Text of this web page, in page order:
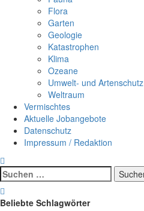
Flora
Garten
Geologie
Katastrophen
Klima
Ozeane
Umwelt- und Artenschutz
Weltraum
Vermischtes
Aktuelle Jobangebote
Datenschutz
Impressum / Redaktion
Suchen
nach:
Beliebte Schlagwörter